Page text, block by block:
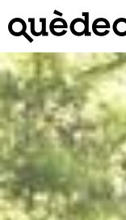
contingut